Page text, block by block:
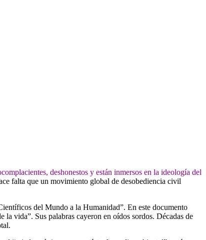
deshonestos y están inmersos en la ideología del
falta que un movimiento global de desobediencia civil
del Mundo a la Humanidad”. En este documento
vida”. Sus palabras cayeron en oídos sordos. Décadas de